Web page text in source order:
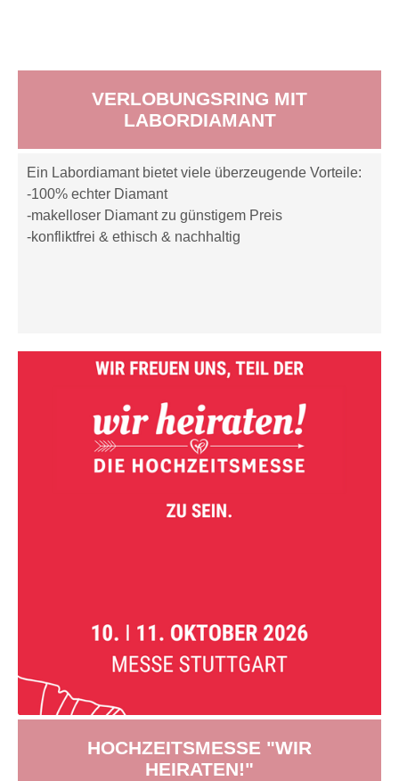
VERLOBUNGSRING MIT
LABORDIAMANT
Ein Labordiamant bietet viele überzeugende Vorteile:
-100% echter Diamant
-makelloser Diamant zu günstigem Preis
-konfliktfrei & ethisch & nachhaltig
HOCHZEITSMESSE "WIR
HEIRATEN!"